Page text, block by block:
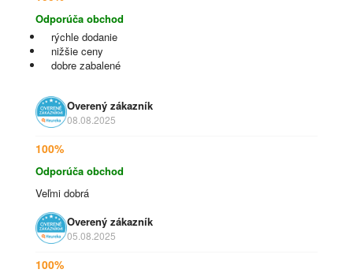
Odporúča obchod
rýchle dodanie
nižšie ceny
dobre zabalené
Overený zákazník
08.08.2025
100%
Odporúča obchod
Veľmi dobrá
Overený zákazník
05.08.2025
100%